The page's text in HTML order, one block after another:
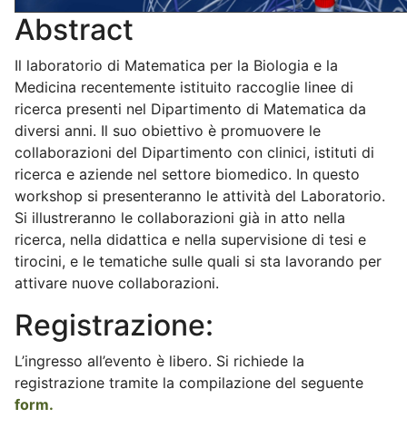
Abstract
Il laboratorio di Matematica per la Biologia e la
Medicina recentemente istituito raccoglie linee di
ricerca presenti nel Dipartimento di Matematica da
diversi anni. Il suo obiettivo è promuovere le
collaborazioni del Dipartimento con clinici, istituti di
ricerca e aziende nel settore biomedico. In questo
workshop si presenteranno le attività del Laboratorio.
Si illustreranno le collaborazioni già in atto nella
ricerca, nella didattica e nella supervisione di tesi e
tirocini, e le tematiche sulle quali si sta lavorando per
attivare nuove collaborazioni.
Registrazione:
L’ingresso all’evento è libero. Si richiede la
registrazione tramite la compilazione del seguente
form.